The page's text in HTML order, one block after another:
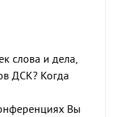
слова и дела,
ДСК? Когда
Вы